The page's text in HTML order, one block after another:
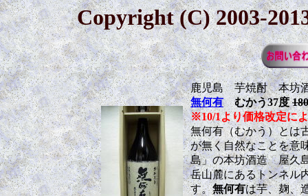
Copyright (C) 2003-
鹿児島 芋焼酎 本坊
無何有むかう37度
※10/1より価格改定によ
無何有（むかう）とは
が無く自然なことを意
島」の本坊酒造 屋久
岳山麓にあるトンネル
す。無何有は芋、麹、